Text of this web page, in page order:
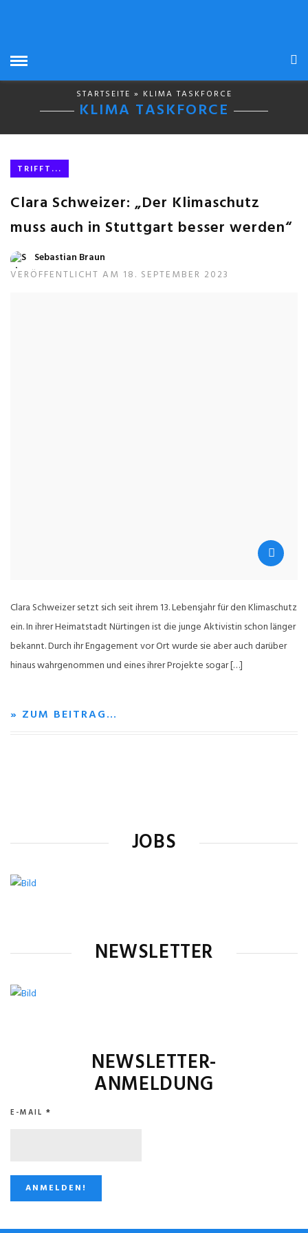
STARTSEITE » KLIMA TASKFORCE
KLIMA TASKFORCE
TRIFFT...
Clara Schweizer: „Der Klimaschutz
muss auch in Stuttgart besser werden“
Sebastian Braun
VERÖFFENTLICHT AM 18. SEPTEMBER 2023
Clara Schweizer setzt sich seit ihrem 13. Lebensjahr für den Klimaschutz
ein. In ihrer Heimatstadt Nürtingen ist die junge Aktivistin schon länger
bekannt. Durch ihr Engagement vor Ort wurde sie aber auch darüber
hinaus wahrgenommen und eines ihrer Projekte sogar […]
» ZUM BEITRAG…
JOBS
NEWSLETTER
NEWSLETTER-
ANMELDUNG
E-MAIL *